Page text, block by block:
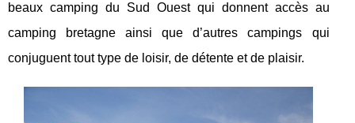
beaux camping du Sud Ouest qui donnent accès au
camping bretagne ainsi que d’autres campings qui
conjuguent tout type de loisir, de détente et de plaisir.